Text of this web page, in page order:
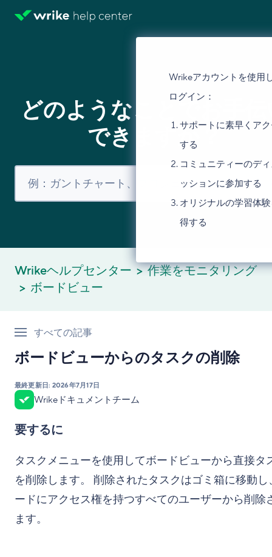
Wrikeアカウントを使用
ログイン：
サポートに素早くア
する
コミュニティーのデ
ッションに参加する
オリジナルの学習体
得する
どのようなことでお手
できますか？
Wrikeヘルプセンター
作業をモニタリング
ボードビュー
すべての記事
ボードビューからのタスクの削除
最終更新日: 2026年7月17日
Wrikeドキュメントチーム
要するに
タスクメニューを使用してボードビューから直接タ
を削除します。 削除されたタスクはゴミ箱に移動し
ードにアクセス権を持つすべてのユーザーから削除
ます。